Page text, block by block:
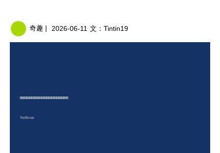
奇趣 | 2026-06-11 文： Tintin19